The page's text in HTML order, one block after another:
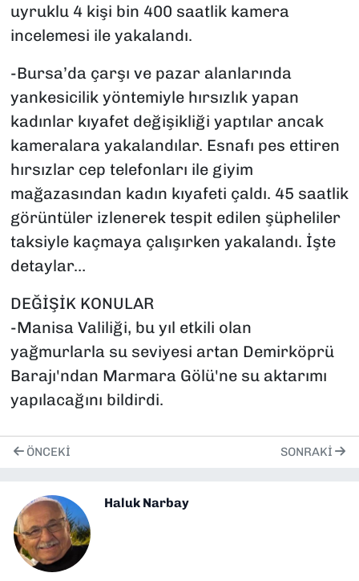
uyruklu 4 kişi bin 400 saatlik kamera
incelemesi ile yakalandı.
-Bursa’da çarşı ve pazar alanlarında
yankesicilik yöntemiyle hırsızlık yapan
kadınlar kıyafet değişikliği yaptılar ancak
kameralara yakalandılar. Esnafı pes ettiren
hırsızlar cep telefonları ile giyim
mağazasından kadın kıyafeti çaldı. 45 saatlik
görüntüler izlenerek tespit edilen şüpheliler
taksiyle kaçmaya çalışırken yakalandı. İşte
detaylar…
DEĞİŞİK KONULAR
-Manisa Valiliği, bu yıl etkili olan
yağmurlarla su seviyesi artan Demirköprü
Barajı'ndan Marmara Gölü'ne su aktarımı
yapılacağını bildirdi.
ÖNCEKI SONRAKI
Haluk Narbay